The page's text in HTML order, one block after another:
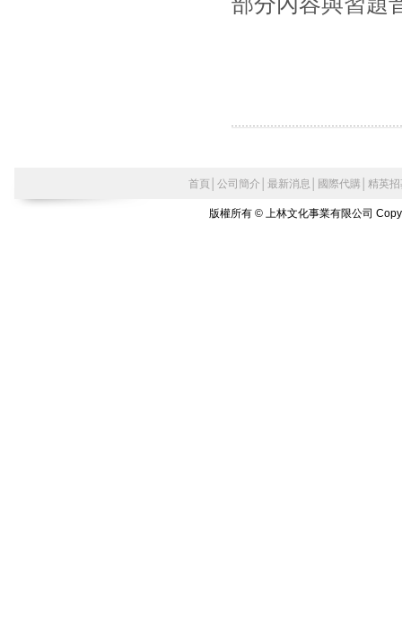
首頁 公司簡介 最新消息 國際代購 精英招
版權所有 © 上林文化事業有限公司